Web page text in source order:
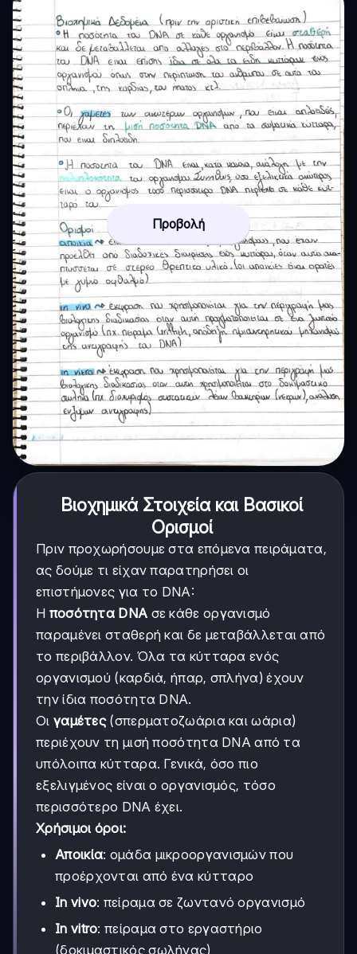
Προβολή
Βιοχημικά Στοιχεία και Βασικοί
Ορισμοί
Πριν προχωρήσουμε στα επόμενα πειράματα,
ας δούμε τι είχαν παρατηρήσει οι
επιστήμονες για το DNA:
Η ποσότητα DNA σε κάθε οργανισμό
παραμένει σταθερή και δε μεταβάλλεται από
το περιβάλλον. Όλα τα κύτταρα ενός
οργανισμού (καρδιά, ήπαρ, σπλήνα) έχουν
την ίδια ποσότητα DNA.
Οι γαμέτες(σπερματοζωάρια και ωάρια)
περιέχουν τη μισή ποσότητα DNA από τα
υπόλοιπα κύτταρα. Γενικά, όσο πιο
εξελιγμένος είναι ο οργανισμός, τόσο
περισσότερο DNA έχει.
Χρήσιμοι όροι:
Αποικία: ομάδα μικροοργανισμών που
προέρχονται από ένα κύτταρο
In vivo: πείραμα σε ζωντανό οργανισμό
In vitro: πείραμα στο εργαστήριο
(δοκιμαστικός σωλήνας)